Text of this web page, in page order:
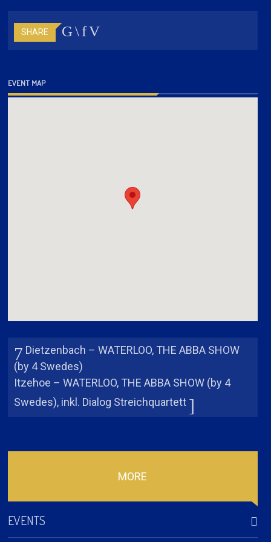
SHARE
EVENT MAP
Dietzenbach – WATERLOO, THE ABBA SHOW
(by 4 Swedes)
Itzehoe – WATERLOO, THE ABBA SHOW (by 4
Swedes), inkl. Dialog Streichquartett
MORE
EVENTS